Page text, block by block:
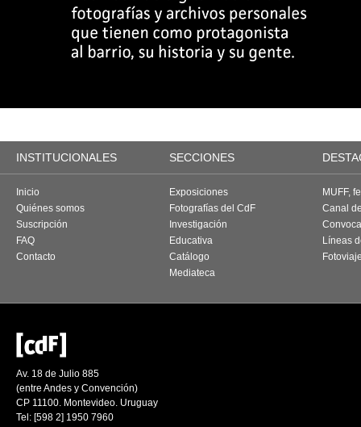
INSTITUCIONALES SECCIONES
Inicio
Quiénes somos
Suscripción
FAQ
Contacto
Exposiciones
Fotografías del CdF
Investigación
Educativa
Catálogo
Mediateca
MUFF,
Canal
Líneas
Av. 18 de Julio 885
(entre Andes y Convención)
CP 11100. Montevideo. Uruguay
Tel: [598 2] 1950 7960